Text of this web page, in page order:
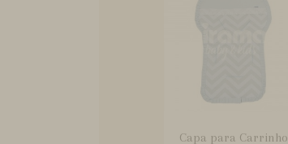
Capa para Carrinho